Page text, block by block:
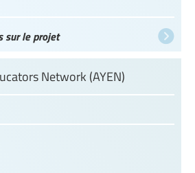
sur le projet
Network (AYEN)